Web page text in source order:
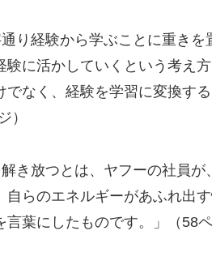
り経験から学ぶことに重き
験に活かしていくという考え
でなく、経験を学習に変換す
）
き放つとは、ヤフーの社員
自らのエネルギーがあふれ出
葉にしたものです。」（58ペ